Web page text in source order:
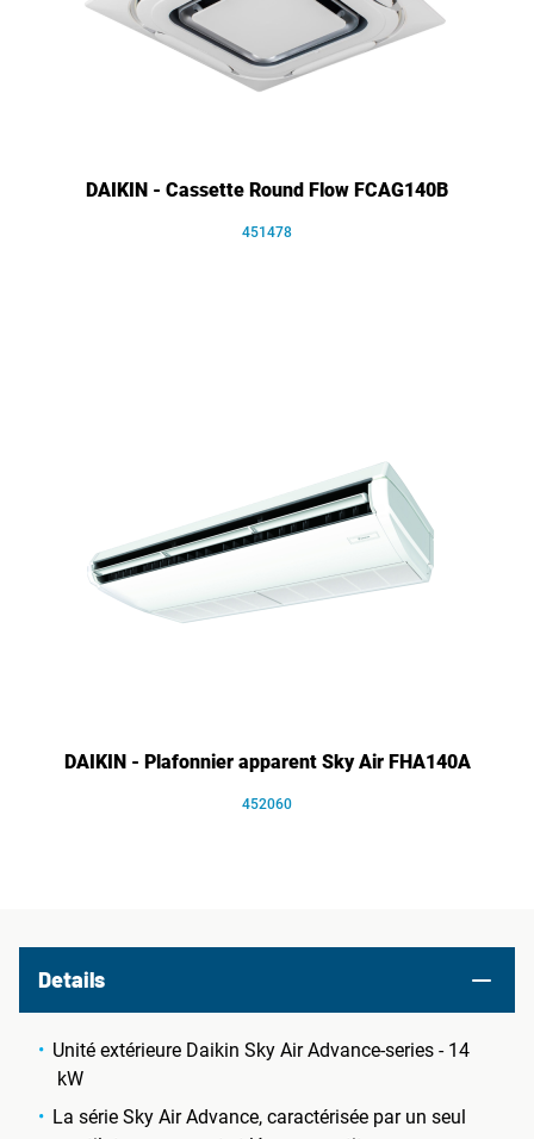
DAIKIN - Cassette Round Flow FCAG140B
451478
DAIKIN - Plafonnier apparent Sky Air FHA140A
452060
Details
Unité extérieure Daikin Sky Air Advance-series - 14
kW
La série Sky Air Advance, caractérisée par un seul